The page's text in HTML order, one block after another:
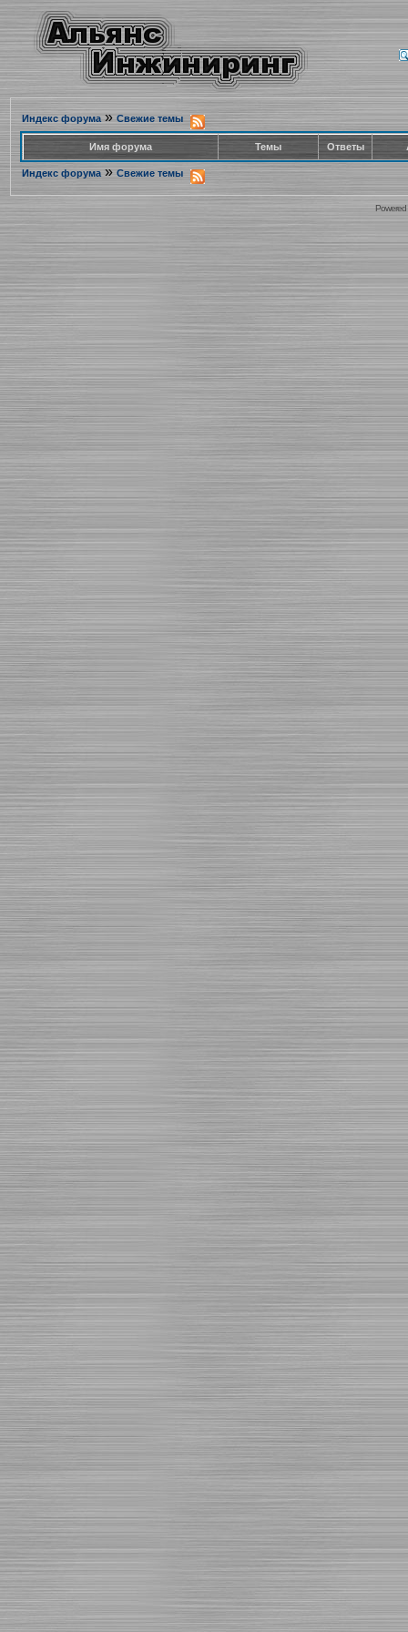
Индекс форума» Свежие темы
Имя форума Темы Ответы
Индекс форума » Свежие темы